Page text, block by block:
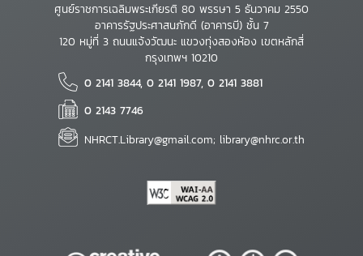
ศูนย์ราชการเฉลิมพระเกียรติ 80 พรรษา 5 ธันวาคม 2550
อาคารรัฐประศาสนภักดี (อาคารบี) ชั้น 7
120 หมู่ที่ 3 ถนนแจ้งวัฒนะ แขวงทุ่งสองห้อง เขตหลักสี่
กรุงเทพฯ 10210
0 2141 3844, 0 2141 1987, 0 2141 3881
0 2143 7746
NHRCT.Library@gmail.com; library@nhrc.or.th